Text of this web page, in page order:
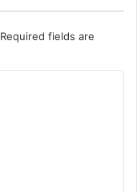
Required fields are